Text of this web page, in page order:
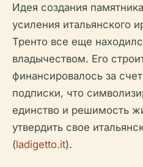
Идея создания
усиления итальянского
Тренто все еще
владычеством. Его
финансировалось за
подписки, что
единство и решимость
утвердить свое
(ladigetto.it).